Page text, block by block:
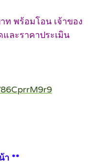
ท พร้อมโอน เจ้าของ
ละราคาประเมิน
า **